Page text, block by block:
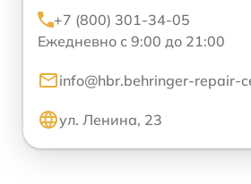
+7 (800) 301-34-05
Ежедневно с 9:00 до 21:00
info@hbr.behringer-repair-
ул. Ленина, 23